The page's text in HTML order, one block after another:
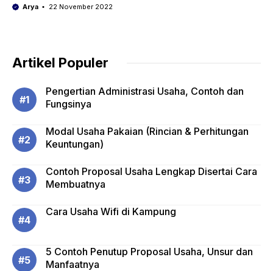
Arya 22 November 2022
Artikel Populer
Pengertian Administrasi Usaha, Contoh dan
Fungsinya
Modal Usaha Pakaian (Rincian & Perhitungan
Keuntungan)
Contoh Proposal Usaha Lengkap Disertai Cara
Membuatnya
Cara Usaha Wifi di Kampung
5 Contoh Penutup Proposal Usaha, Unsur dan
Manfaatnya